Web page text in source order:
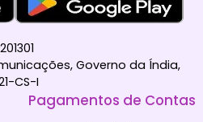
Governo da Índia,
CS-I
Pagamentos de Contas